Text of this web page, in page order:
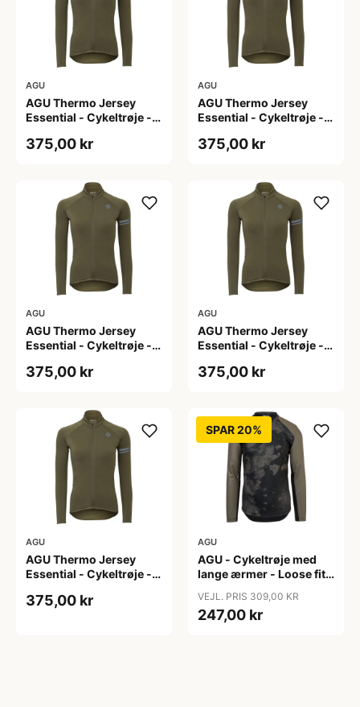
AGU
AGU Thermo Jersey
Essential - Cykeltrøje -
L
375,00 kr
AGU
AGU Thermo Jersey
Essential - Cykeltrøje -
M
375,00 kr
AGU
AGU Thermo Jersey
Essential - Cykeltrøje -
S
375,00 kr
AGU
AGU Thermo Jersey
Essential - Cykeltrøje -
XL
375,00 kr
AGU
AGU Thermo Jersey
Essential - Cykeltrøje -
XXL
375,00 kr
SPAR 20%
AGU
AGU - Cykeltrøje med
lange ærmer - Loose fit -
VEJL. PRIS 309,00 KR
247,00 kr